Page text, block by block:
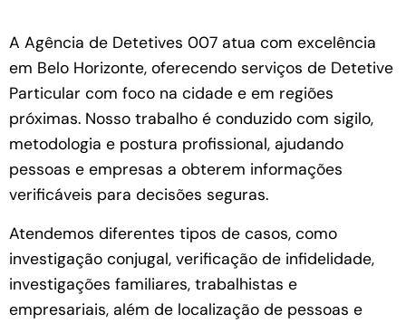
A Agência de Detetives 007 atua com excelência
em Belo Horizonte, oferecendo serviços de Detetive
Particular com foco na cidade e em regiões
próximas. Nosso trabalho é conduzido com sigilo,
metodologia e postura profissional, ajudando
pessoas e empresas a obterem informações
verificáveis para decisões seguras.
Atendemos diferentes tipos de casos, como
investigação conjugal, verificação de infidelidade,
investigações familiares, trabalhistas e
empresariais, além de localização de pessoas e